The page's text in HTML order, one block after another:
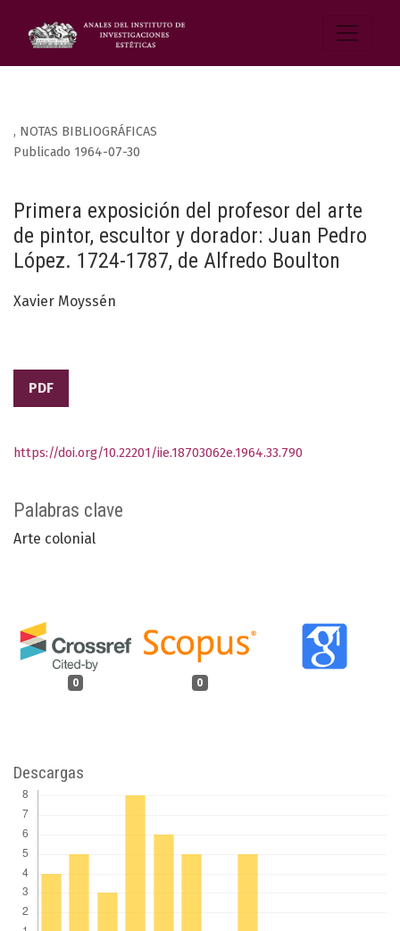
, NOTAS BIBLIOGRÁFICAS
Primera exposición del profesor del arte
de pintor, escultor y dorador: Juan Pedro
López. 1724-1787, de Alfredo Boulton
Publicado 1964-07-30
Xavier Moyssén
PDF
Palabras clave
Arte colonial
0 0
https://doi.org/10.22201/iie.18703062e.1964.33.790
Descargas